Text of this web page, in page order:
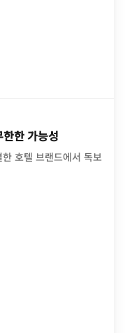
한 가능성
호텔 브랜드에서 독보